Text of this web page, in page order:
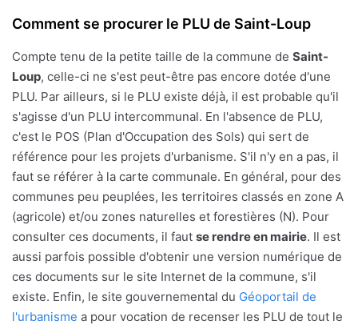
Comment se procurer le PLU de Saint-Loup
Compte tenu de la petite taille de la commune de Saint-
Loup, celle-ci ne s'est peut-être pas encore dotée d'une
PLU. Par ailleurs, si le PLU existe déjà, il est probable qu'il
s'agisse d'un PLU intercommunal. En l'absence de PLU,
c'est le POS (Plan d'Occupation des Sols) qui sert de
référence pour les projets d'urbanisme. S'il n'y en a pas, il
faut se référer à la carte communale. En général, pour des
communes peu peuplées, les territoires classés en zone A
(agricole) et/ou zones naturelles et forestières (N). Pour
consulter ces documents, il faut se rendre en mairie. Il est
aussi parfois possible d'obtenir une version numérique de
ces documents sur le site Internet de la commune, s'il
existe. Enfin, le site gouvernemental du Géoportail de
l'urbanisme a pour vocation de recenser les PLU de tout le